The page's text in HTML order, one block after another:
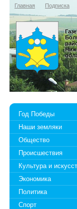
Главная Подписка
Год Победы
Наши земляки
Общество
Происшествия
Культура и
Экономика
Политика
Спорт